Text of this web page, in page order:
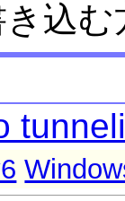
き込